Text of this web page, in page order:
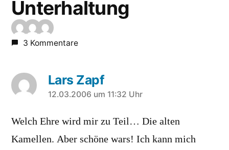
Unterhaltung
3 Kommentare
Lars Zapf
sagt:
12.03.2006 um 11:32 Uhr
Welch Ehre wird mir zu Teil… Die alten
Kamellen. Aber schöne wars! Ich kann mich